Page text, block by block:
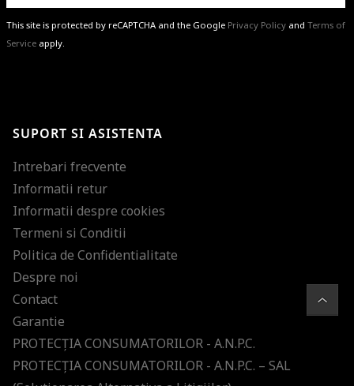
This site is protected by reCAPTCHA and the Google Privacy Policy and Terms of
Service apply.
ultimele tendinte in moda!
SUPORT SI ASISTENTA
Intrebari frecvente
Informatii retur
Informatii despre cookies
Termeni si Conditii
Politica de Confidentialitate
Despre noi
Contact
Garantie
PROTECŢIA CONSUMATORILOR - A.N.P.C.
PROTECŢIA CONSUMATORILOR - A.N.P.C. – SAL